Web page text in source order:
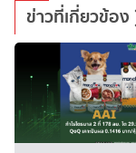
ข่าวที่เกี่ยวข้อง